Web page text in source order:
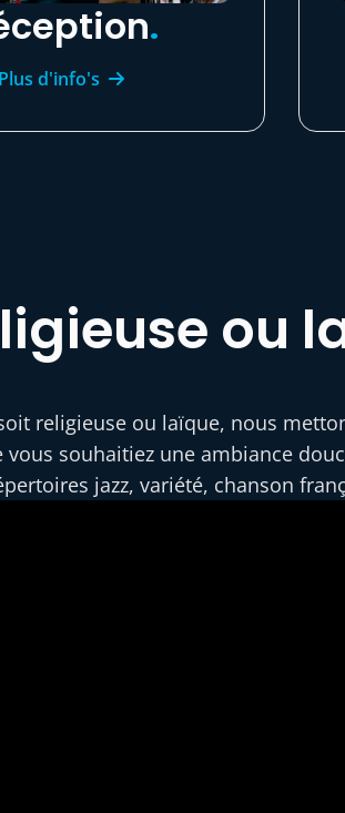
.
Plus d'info's
ou
religieuse ou laïque, nous
souhaitiez une ambiance
jazz, variété, chanson